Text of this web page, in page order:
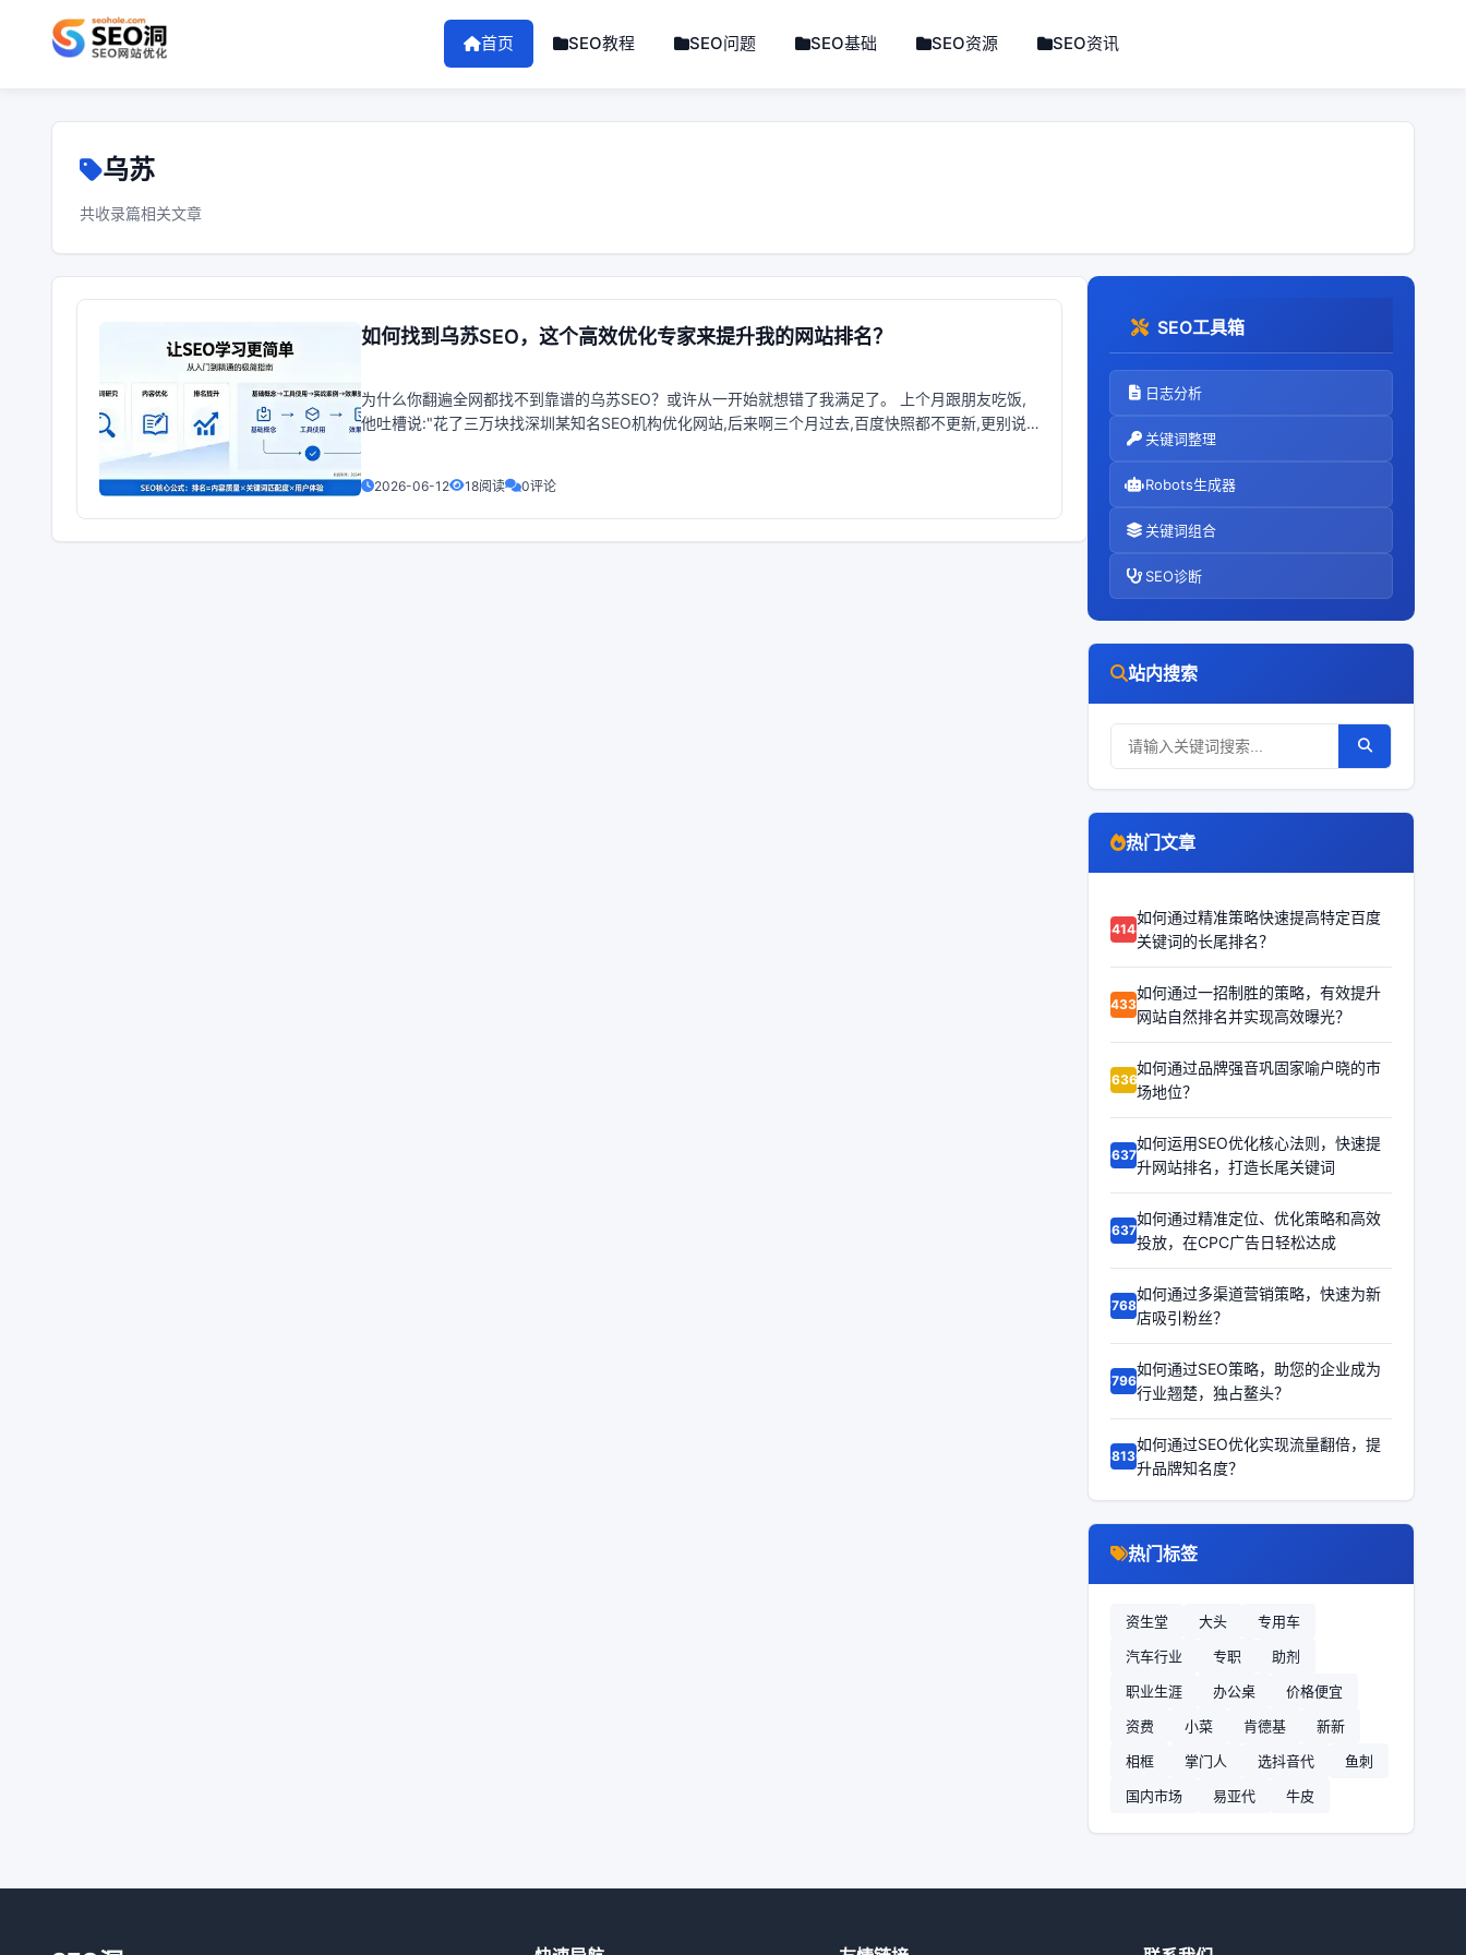
首页 SEO教程 SEO问题 SEO基础 SEO资源 SEO资讯
乌苏
共收录篇相关文章
如何找到乌苏SEO，这个高效优化专家来提升我的网站排名？
为什么你翻遍全网都找不到靠谱的乌苏SEO？或许从一开始就想错了我满足了。 上个月跟朋友吃饭,
他吐槽说:"花了三万块找深圳某知名SEO机构优化网站,后来啊三个月过去,百度快照都不更新,更别说
2026-06-12 18阅读 0评论
SEO工具箱
日志分析
关键词整理
Robots生成器
关键词组合
SEO诊断
站内搜索
热门文章
64148
如何通过精准策略快速提高特定百度
关键词的长尾排名？
64334
如何通过一招制胜的策略，有效提升
网站自然排名并实现高效曝光？
66361
如何通过品牌强音巩固家喻户晓的市
场地位？
66370
如何运用SEO优化核心法则，快速提
升网站排名，打造长尾关键词
66373
如何通过精准定位、优化策略和高效
投放，在CPC广告日轻松达成
67689
如何通过多渠道营销策略，快速为新
店吸引粉丝？
67963
如何通过SEO策略，助您的企业成为
行业翘楚，独占鳌头？
68130
如何通过SEO优化实现流量翻倍，提
升品牌知名度？
热门标签
资生堂 大头
专用车
汽车行业
专职
助剂
职业生涯
办公桌
价格便宜
资费
小菜 肯德基
新新
相框
掌门人 选抖音代
鱼刺
国内市场
易亚代 牛皮